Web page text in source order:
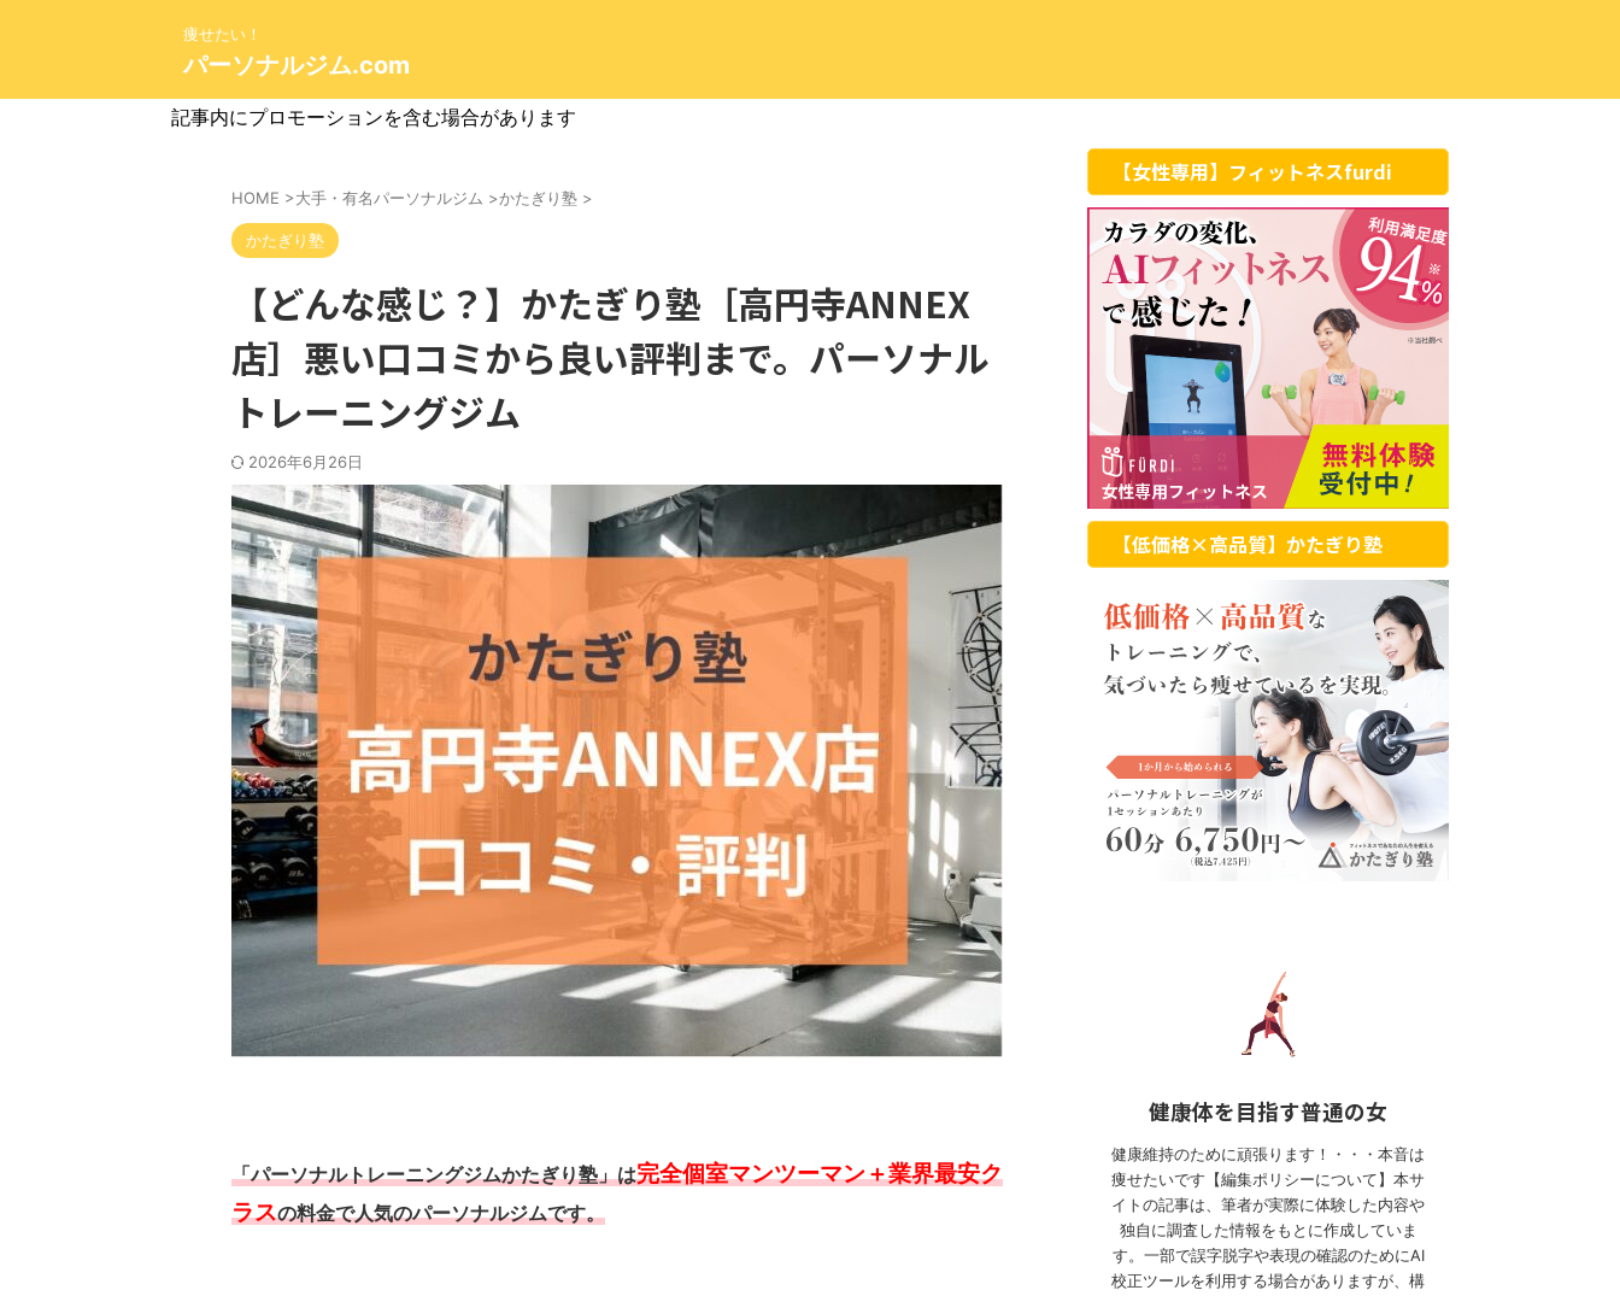
痩せたい！
パーソナルジム.com
記事内にプロモーションを含む場合があります
HOME >大手・有名パーソナルジム >かたぎり塾 >
かたぎり塾
【どんな感じ？】かたぎり塾［高円寺ANNEX
店］悪い口コミから良い評判まで。パーソナル
トレーニングジム
2026年6月26日
「パーソナルトレーニングジムかたぎり塾」は完全個室マンツーマン＋業界最安ク
ラスの料金で人気のパーソナルジムです。
【女性専用】フィットネスfurdi
【低価格×高品質】かたぎり塾
健康体を目指す普通の女
健康維持のために頑張ります！・・・本音は
痩せたいです【編集ポリシーについて】本サ
イトの記事は、筆者が実際に体験した内容や
独自に調査した情報をもとに作成していま
す。一部で誤字脱字や表現の確認のためにAI
校正ツールを利用する場合がありますが、構